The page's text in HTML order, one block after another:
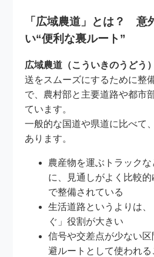
「広域農道」とは？ 意
い“便利な裏ルート”
広域農道（こういきのうどう）
送をスムーズにするために整
で、農村部と主要道路や都市
ています。
一般的な国道や県道に比べて
あります。
農産物を運ぶトラック
に、見通しがよく比較
で整備されている
生活道路というよりは
ぐ」役割が大きい
信号や交差点が少ない
避ルートとして使われる